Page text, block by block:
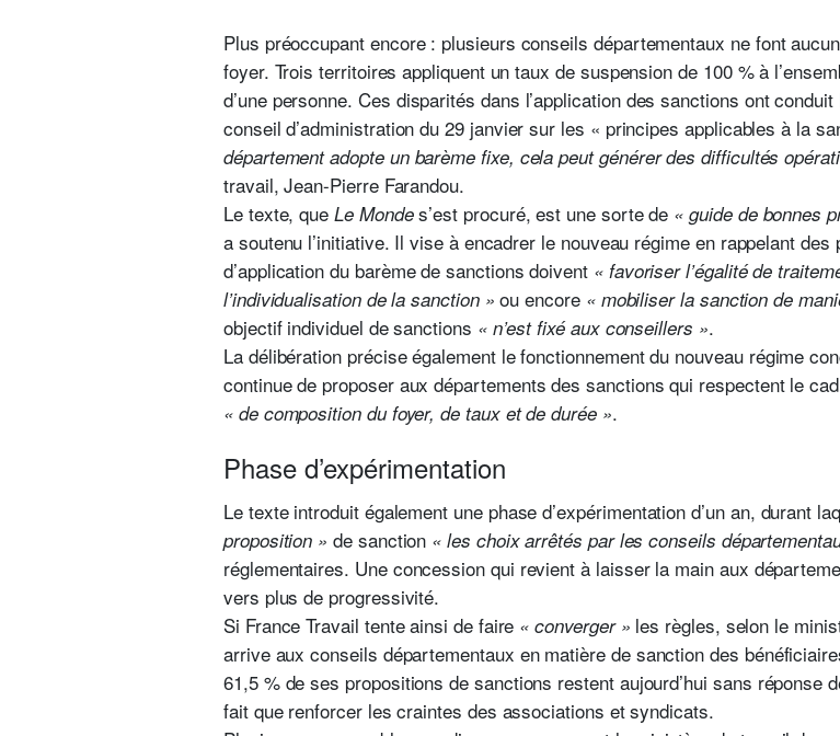
Plus préoccupant encore : plusieurs conseils départementaux ne font
foyer. Trois territoires appliquent un taux de suspension de 100 % à
d’une personne. Ces disparités dans l’application des sanctions ont
conseil d’administration du 29 janvier sur les « principes applicables à la
département adopte un barème fixe, cela peut générer des difficultés
travail, Jean-Pierre Farandou.
Le texte, queLe Mondes’est procuré, est une sorte de « guide de bonnes
a soutenu l’initiative. Il vise à encadrer le nouveau régime en rappelant
d’application du barème de sanctions doivent « favoriser l’égalité de
l’individualisation de la sanction » ou encore « mobiliser la sanction de
objectif individuel de sanctions « n’est fixé aux conseillers ».
La délibération précise également le fonctionnement du nouveau régime
continue de proposer aux départements des sanctions qui respectent le
« de composition du foyer, de taux et de durée ».
Phase d’expérimentation
Le texte introduit également une phase d’expérimentation d’un an, durant
proposition »de sanction « les choix arrêtés par les conseils
réglementaires. Une concession qui revient à laisser la main aux
vers plus de progressivité.
Si France Travail tente ainsi de faire « converger » les règles, selon le
arrive aux conseils départementaux en matière de sanction des
61,5 % de ses propositions de sanctions restent aujourd’hui sans réponse
fait que renforcer les craintes des associations et syndicats.